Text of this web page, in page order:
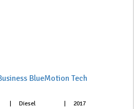
BlueMotion Tech
Diesel 2017